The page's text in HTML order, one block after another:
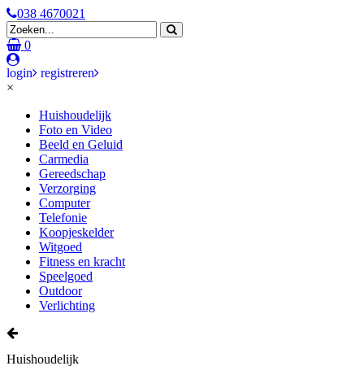
038 4670021
0
login
registreren
×
Huishoudelijk
Foto en Video
Beeld en Geluid
Carmedia
Gereedschap
Verzorging
Computer
Telefonie
Koopjeskelder
Witgoed
Fitness en kracht
Speelgoed
Outdoor
Verlichting
Huishoudelijk